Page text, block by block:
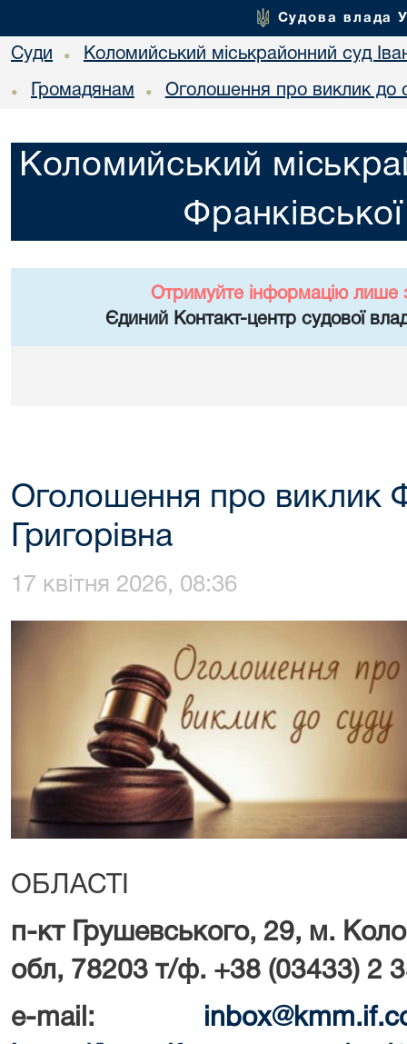
Судова влада
Суди • Коломийський міськрайонний суд
• Громадянам • Оголошення про виклик до
Коломийський
Отримуйте інформацію лише
Єдиний Контакт-центр судової
Оголошення про виклик
Григорівна
17 квітня 2026, 08:36
ОБЛАСТІ
п-кт Грушевського, 29, м.
обл, 78203 т/ф. +38 (03433) 2
e-mail: